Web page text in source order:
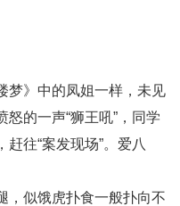
》中的凤姐一样，未见
的一声“狮王吼”，同学
往“案发现场”。爱八
似饿虎扑食一般扑向不